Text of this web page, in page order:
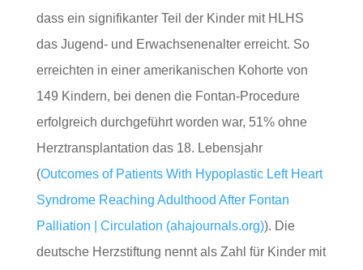
dass ein signifikanter Teil der Kinder mit HLHS
das Jugend- und Erwachsenenalter erreicht. So
erreichten in einer amerikanischen Kohorte von
149 Kindern, bei denen die Fontan-Procedure
erfolgreich durchgeführt worden war, 51% ohne
Herztransplantation das 18. Lebensjahr
(Outcomes of Patients With Hypoplastic Left Heart
Syndrome Reaching Adulthood After Fontan
Palliation | Circulation (ahajournals.org)). Die
deutsche Herzstiftung nennt als Zahl für Kinder mit